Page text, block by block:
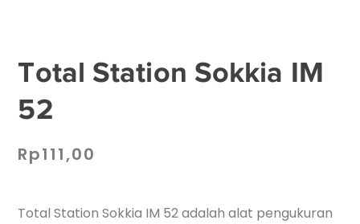
Total Station Sokkia IM
52
Rp111,00
Total Station Sokkia IM 52 adalah alat pengukuran